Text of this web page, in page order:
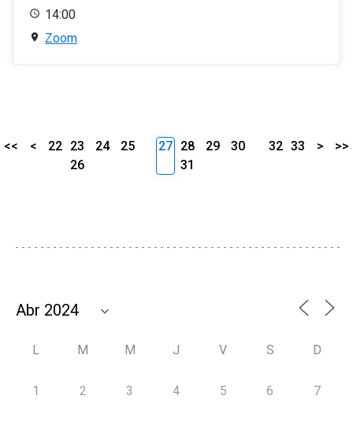
14:00
Zoom
<< < 22 23 24
25
26
27 28 29
30
31
32 33 > >>
L M M J V S D
1 2 3 4 5 6 7